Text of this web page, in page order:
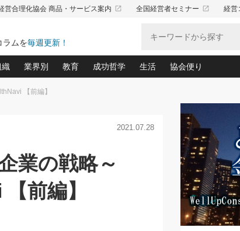
営合理化協会 商品・サービス案内 launch 全国経営者セミナー launch 経営
ラムを毎週更新！
世紀
2026.08.5
第86回 「言葉狩り」
2026.08.5
社長は「能力」の前に
が大事／社長業ネクス
きたい、やってお
戦略の新常識』(12)
ーチ」ネタ帳(159)
ト商品」(109)
(102)
残る決算書にするために、やっておきたいこと(34)
り抜くための緊急対策(100)
の会社はココが違う！(36)
を下げる、Ｐ／Ｌ不況時代の新戦略(12)
織
職場の生産性を下げるハラスメントの予防策(10)
賃金決定の定石(68)
顧客・社員・社会から支持される「ウェルビーイング経営入
門」(23)
業界別
大久保一彦の“流行る”お店の仕組みづくり(210)
柿内幸夫─社長のための現場改善(174)
教育
あなただからお願いしたいと思われる 気配り
クレーム対応 実践マニュアル(92)
クレーム対応の新知識と新常識(57)
デキル社員に育てる！ 社員教育の決め手(203)
東川鷹年の「中小企業の人育て」(38)
成功哲学
中国哲学に学ぶ 不況は会社守成の好機
令和時代の「社長の人間力の磨き方」
先人の名句名言の教え 東洋思想に学ぶ
渡部昇一の「日本の指導者たち」(32)
経営に活かす“十八史略”(30)
生活
おのころ心平の ──社長
(50)
デジタルＡＶを味方に！
リーダー脳の鍛え方(32)
ワインを楽しむ基礎レッ
必読！社長が読むべき今
眼と耳で楽しむ読書術
協会便り
「愛読者通信」
ビジネス見聞録
作間信司の経営
経営セミナー情
繁栄への着眼
講話を聞いて学
(7)
【前編】
2021.07.28
業の戦略～
前編】